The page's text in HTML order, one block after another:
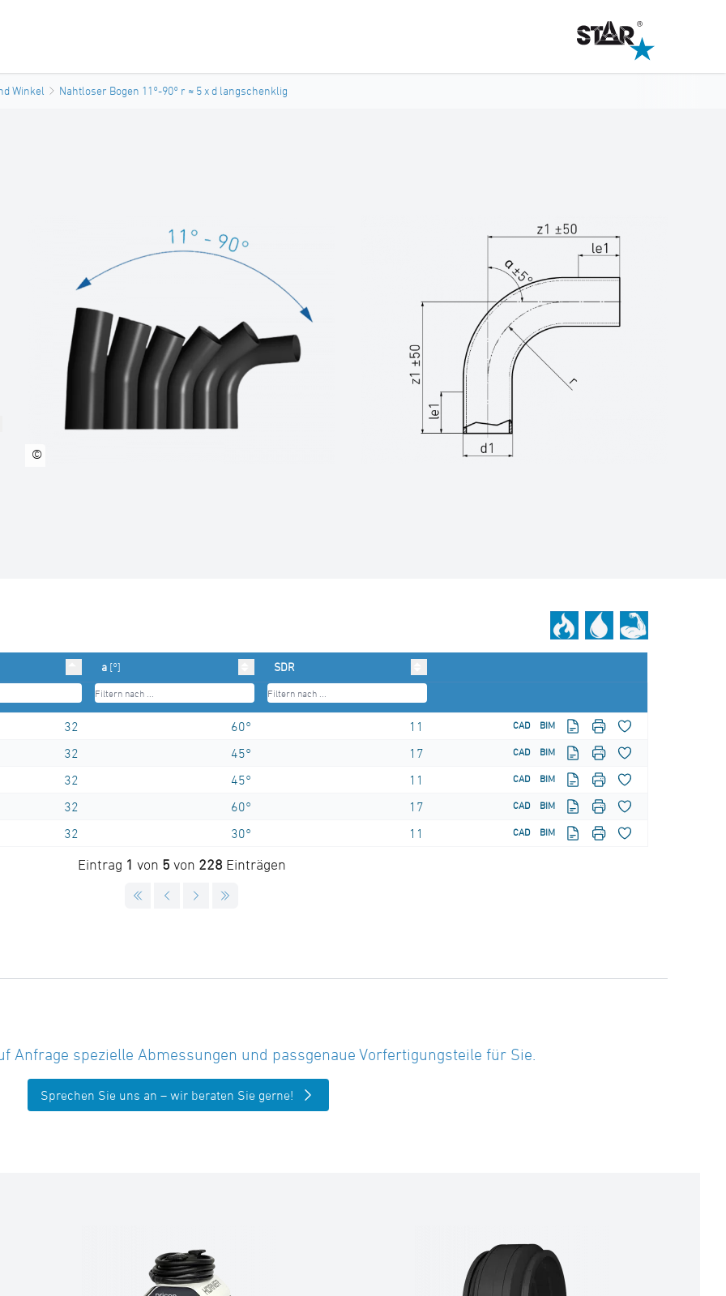
Winkel Nahtloser Bogen 11°-90° r ≈ 5 x d langschenklig
©
a [°] SDR
32 60° 11 CAD BIM
32 45° 17 CAD BIM
32 45° 11 CAD BIM
32 60° 17 CAD BIM
32 30° 11 CAD BIM
Eintrag 1 von 5 von 228Einträgen
Anfrage spezielle Abmessungen und passgenaue Vorfertigungsteile für Sie.
Sprechen Sie uns an – wir beraten Sie gerne!